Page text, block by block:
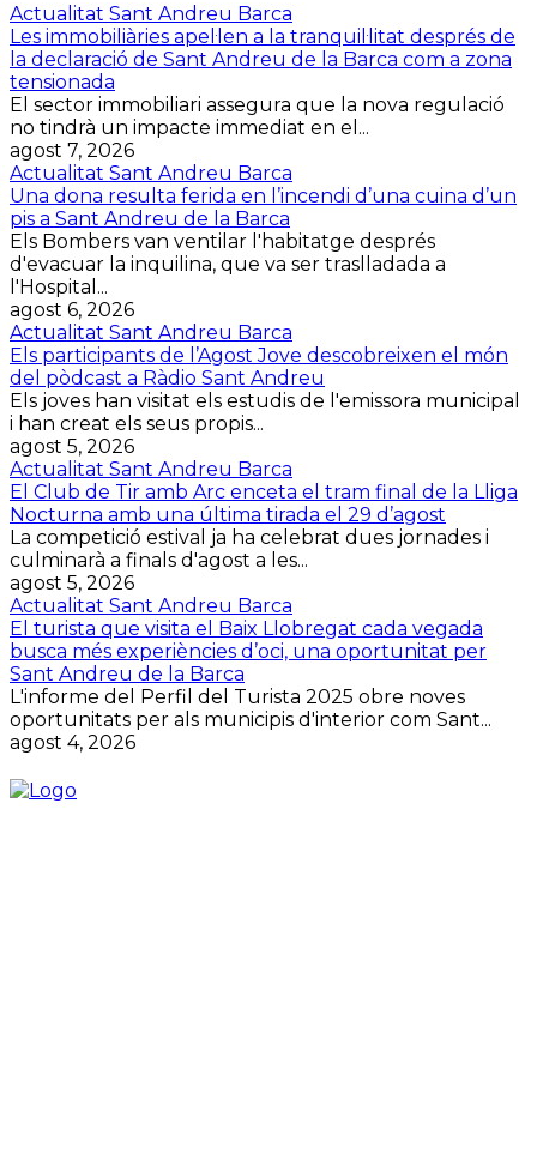
Actualitat Sant Andreu Barca
Les immobiliàries apel·len a la tranquil·litat després de
la declaració de Sant Andreu de la Barca com a zona
tensionada
El sector immobiliari assegura que la nova regulació
no tindrà un impacte immediat en el...
agost 7, 2026
Actualitat Sant Andreu Barca
Una dona resulta ferida en l’incendi d’una cuina d’un
pis a Sant Andreu de la Barca
Els Bombers van ventilar l'habitatge després
d'evacuar la inquilina, que va ser traslladada a
l'Hospital...
agost 6, 2026
Actualitat Sant Andreu Barca
Els participants de l’Agost Jove descobreixen el món
del pòdcast a Ràdio Sant Andreu
Els joves han visitat els estudis de l'emissora municipal
i han creat els seus propis...
agost 5, 2026
Actualitat Sant Andreu Barca
El Club de Tir amb Arc enceta el tram final de la Lliga
Nocturna amb una última tirada el 29 d’agost
La competició estival ja ha celebrat dues jornades i
culminarà a finals d'agost a les...
agost 5, 2026
Actualitat Sant Andreu Barca
El turista que visita el Baix Llobregat cada vegada
busca més experiències d’oci, una oportunitat per
Sant Andreu de la Barca
L'informe del Perfil del Turista 2025 obre noves
oportunitats per als municipis d'interior com Sant...
agost 4, 2026